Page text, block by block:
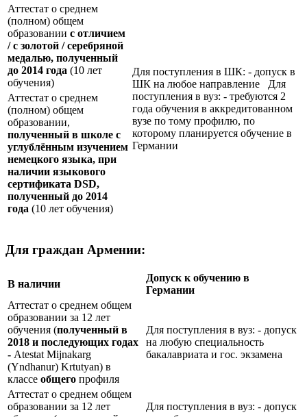
Аттестат о среднем
(полном) общем
образовании с отличием
/ с золотой / серебряной
медалью, полученный
до 2014 года (10 лет
обучения)
Для поступления в ШК: - допуск в
ШК на любое направление Для
поступления в вуз: - требуются 2
года обучения в аккредитованном
вузе по тому профилю, по
которому планируется обучение в
Германии
Аттестат о среднем
(полном) общем
образовании,
полученный в школе с
углублённым изучением
немецкого языка, при
наличии языкового
сертификата DSD,
полученный до 2014
года (10 лет обучения)
Для граждан Армении:
В наличии
Допуск к обучению в
Германии
Аттестат о среднем общем
образовании за 12 лет
обучения (полученный в
2018 и последующих годах
- Atestat Mijnakarg
(Yndhanur) Krtutyan) в
классе общего профиля
Для поступления в вуз: - допуск
на любую специальность
бакалавриата и гос. экзамена
Аттестат о среднем общем
образовании за 12 лет
Для поступления в вуз: - допуск